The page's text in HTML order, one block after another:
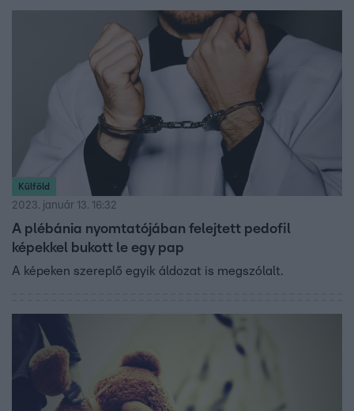
fejlődését is súlyosan veszélyeztették a szülők, azért is
Külföld
2023. január 13. 16:32
A plébánia nyomtatójában felejtett pedofil
képekkel bukott le egy pap
A képeken szereplő egyik áldozat is megszólalt.